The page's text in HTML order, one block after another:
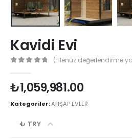
Kavidi Evi
( Henüz değerlendirme
₺1,059,981.00
Kategoriler:AHŞAP EVLER
₺ TRY